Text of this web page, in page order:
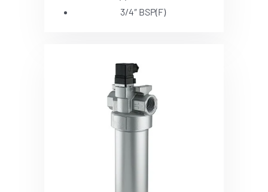
3/4″ BSP(F)